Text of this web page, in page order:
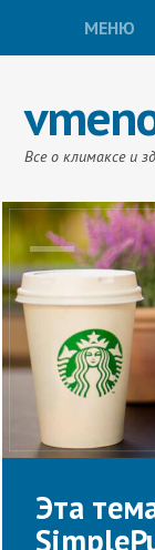
МЕНЮ
Все о климаксе и
Эта